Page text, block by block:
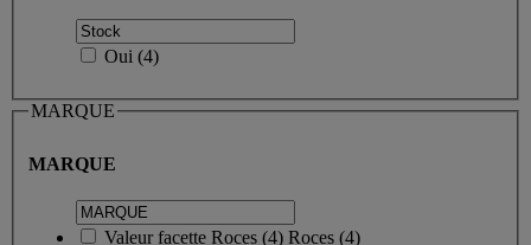
Oui (4)
MARQUE
MARQUE
Valeur facette Roces (4) Roces (4)